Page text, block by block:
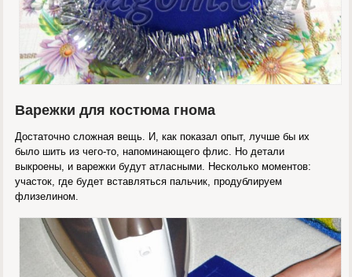
Варежки для костюма гнома
Достаточно сложная вещь. И, как показал опыт, лучше бы их
было шить из чего-то, напоминающего флис. Но детали
выкроены, и варежки будут атласными. Несколько моментов:
участок, где будет вставляться пальчик, продублируем
флизелином.